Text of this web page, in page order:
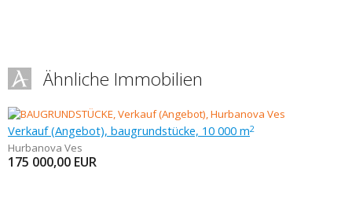
Ähnliche Immobilien
Verkauf (Angebot), baugrundstücke, 10 000 m2
Hurbanova Ves
175 000,00 EUR